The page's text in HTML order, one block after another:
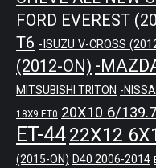
FORD EVEREST
T6 -ISUZU V-CROSS
(2012-ON) -
MITSUBISHI TRITON -
18X9 ET0 20X10 6/
ET-4422X12
(2015-ON) D40 2006-2014